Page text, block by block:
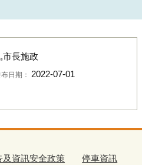
市長施政
日期： 2022-07-01
及資訊安全政策 停車資訊